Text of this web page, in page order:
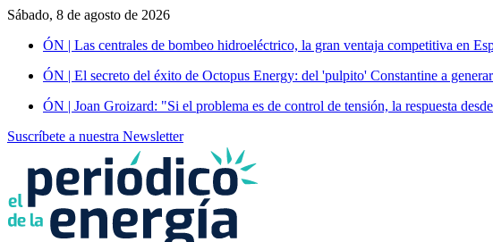
Sábado, 8 de agosto de 2026
ÓN | Las centrales de bombeo hidroeléctrico, la gran ventaja competitiva en
ÓN | El secreto del éxito de Octopus Energy: del 'pulpito' Constantine a
ÓN | Joan Groizard: "Si el problema es de control de tensión, la respuesta
Suscríbete a nuestra Newsletter